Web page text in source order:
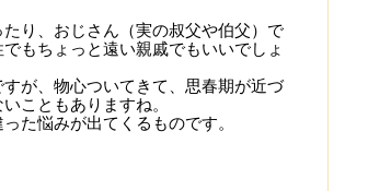
り、おじさん（実の叔父や伯父）で
もちょっと遠い親戚でもいいでしょ
が、物心ついてきて、思春期が近づ
こともありますね。
た悩みが出てくるものです。